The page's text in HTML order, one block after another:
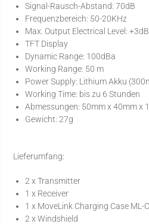
Signal-Rausch-Abstand: 70dB
Frequenzbereich: 50-20KHz
Max. Output Electrical Level:
TFT Display
Dynamic Range: 100dBa
Working Range: 50 m
Power Supply: Lithium Akku
Working Time: bis zu 6 Stunden
Abmessungen: 50mm x 40mm x
Gewicht: 27g
Lieferumfang:
2 x Transmitter
1 x Receiver
1 x MoveLink Charging Case ML-
2 x Windshield